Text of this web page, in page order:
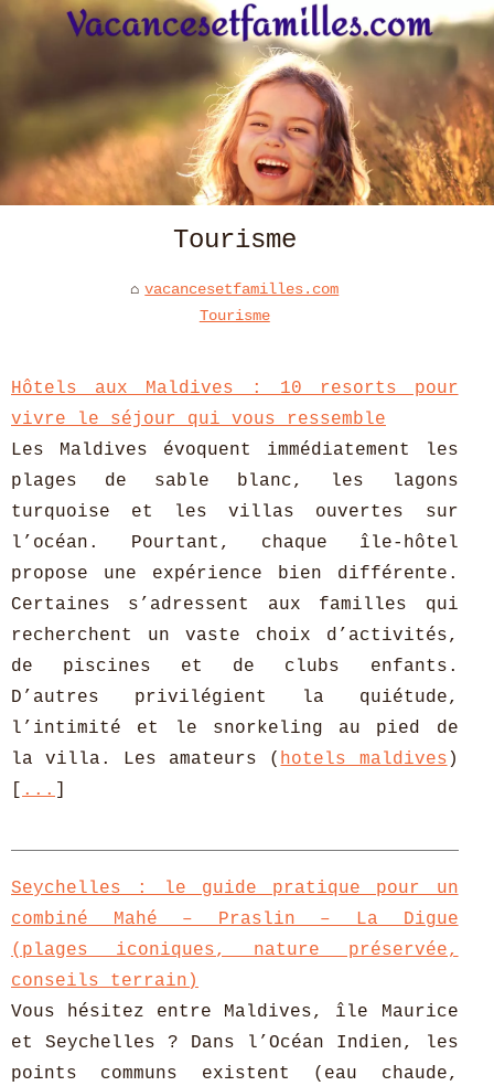
Tourisme
vacancesetfamilles.com
Tourisme
Hôtels aux Maldives : 10 resorts pour
vivre le séjour qui vous ressemble
Les Maldives évoquent immédiatement les
plages de sable blanc, les lagons
turquoise et les villas ouvertes sur
l’océan. Pourtant, chaque île-hôtel
propose une expérience bien différente.
Certaines s’adressent aux familles qui
recherchent un vaste choix d’activités,
de piscines et de clubs enfants.
D’autres privilégient la quiétude,
l’intimité et le snorkeling au pied de
la villa. Les amateurs ( hotels maldives )
...
Seychelles : le guide pratique pour un
combiné Mahé – Praslin – La Digue
(plages iconiques, nature préservée,
conseils terrain)
Vous hésitez entre Maldives, île Maurice
et Seychelles ? Dans l’Océan Indien, les
points communs existent (eau chaude,